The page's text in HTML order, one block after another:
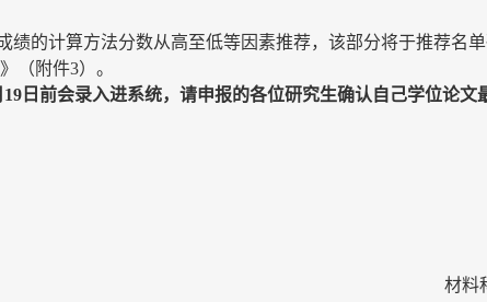
的计算方法分数从高至低等因素推荐，该部分将于推荐名
（附件3）。
日前会录入进系统，请申报的各位研究生确认自己学位论文
材料科学与